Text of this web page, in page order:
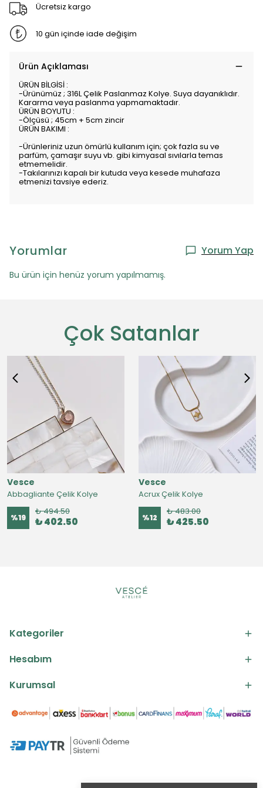
Ücretsiz kargo
10 gün içinde iade değişim
Ürün Açıklaması
ÜRÜN BİLGİSİ :
-Ürünümüz ; 316L Çelik Paslanmaz Kolye. Suya dayanıklıdır.
Kararma veya paslanma yapmamaktadır.
ÜRÜN BOYUTU :
-Ölçüsü ; 45cm + 5cm zincir
ÜRÜN BAKIMI :
-Ürünleriniz uzun ömürlü kullanım için; çok fazla su ve
parfüm, çamaşır suyu vb. gibi kimyasal sıvılarla temas
etmemelidir.
-Takılarınızı kapalı bir kutuda veya kesede muhafaza
etmenizi tavsiye ederiz.
Yorumlar Yorum Yap
Bu ürün için henüz yorum yapılmamış.
Çok Satanlar
Vesce
Abbagliante Çelik Kolye
%19
₺ 494.50
₺ 402.50
Vesce
Acrux Çelik Kolye
%12
₺ 483.00
₺ 425.50
Kategoriler
Hesabım
Kurumsal